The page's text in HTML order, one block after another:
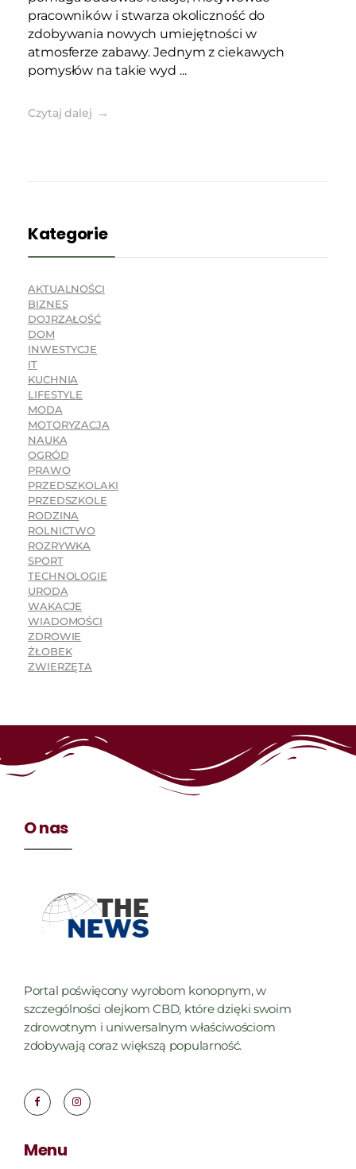
pracowników i stwarza okoliczność do
zdobywania nowych umiejętności w
atmosferze zabawy. Jednym z ciekawych
pomysłów na takie wyd ...
Czytaj dalej
Kategorie
AKTUALNOŚCI
BIZNES
DOJRZAŁOŚĆ
DOM
INWESTYCJE
IT
KUCHNIA
LIFESTYLE
MODA
MOTORYZACJA
NAUKA
OGRÓD
PRAWO
PRZEDSZKOLAKI
PRZEDSZKOLE
RODZINA
ROLNICTWO
ROZRYWKA
SPORT
TECHNOLOGIE
URODA
WAKACJE
WIADOMOŚCI
ZDROWIE
ŻŁOBEK
ZWIERZĘTA
O nas
Portal poświęcony wyrobom konopnym, w
szczególności olejkom CBD, które dzięki swoim
zdrowotnym i uniwersalnym właściwościom
zdobywają coraz większą popularność.
Menu